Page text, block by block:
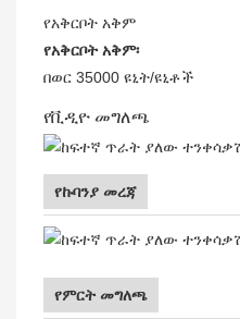
የአቅርቦት አቅም
የአቅርቦት አቅም፡
በወር 35000 ዩኒት/ዩኒቶች
የቪዲዮ መግለጫ
የኩባንያ መረጃ
የምርት መግለጫ